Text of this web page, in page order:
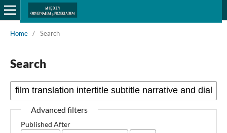
Home / Search
Search
Advanced filters
Published After